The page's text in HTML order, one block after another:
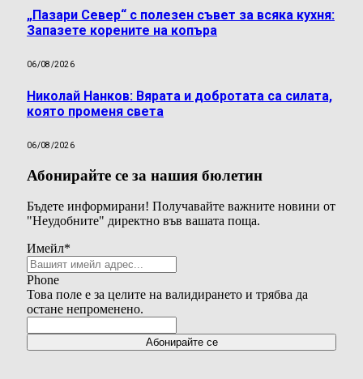
„Пазари Север“ с полезен съвет за всяка кухня:
Запазете корените на копъра
06/08/2026
Николай Нанков: Вярата и добротата са силата,
която променя света
06/08/2026
Абонирайте се за нашия бюлетин
Бъдете информирани! Получавайте важните новини от
"Неудобните" директно във вашата поща.
Имейл*
Phone
Това поле е за целите на валидирането и трябва да
остане непроменено.